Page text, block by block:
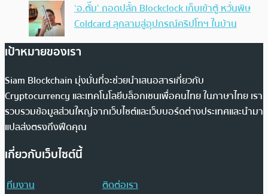
‘อ.ตั๊ม’ ถอดปลั้ก Blockclock เก็บเข้าตู้ หวั่นพิษ
Coldcard ลุกลามสู่อุปกรณ์คริปโทฯ ในบ้าน
เป้าหมายของเรา
Siam Blockchain มุ่งมั่นที่จะช่วยนำเสนอสารเกี่ยวกับ
Cryptocurrency และเทคโนโลยีบล็อกเชนเพื่อคนไทย ในภาษาไทย เรา
รวบรวมข้อมูลส่วนใหญ่จากเว็บไซต์และเว็บบอร์ดต่างประเทศและนำมา
แปลส่งตรงถึงฟีดคุณ
เกี่ยวกับเว็บไซต์นี้
ทีมงาน
ติดต่อเรา